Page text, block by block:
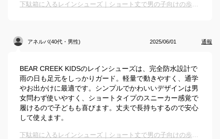
下駄箱に入るレインシューズ｜ショート丈で男の子向けの歩きやすい長靴のおすすめは？
アネルバ(40代・男性) 2025/06/01 通報
BEAR CREEK KIDSのレインシューズは、完全防水設計で
雨の日も足元をしっかりガード。軽量で動きやすく、通学
やお出かけに最適です。シンプルでかわいいデザインは男
女問わず使いやすく、ショートタイプのスニーカー感覚で
履けるので子どもも喜びます。丈夫で長持ちするので安心
して使えます。
下駄箱に入るレインシューズ｜ショート丈で男の子向けの歩きやすい長靴のおすすめは？